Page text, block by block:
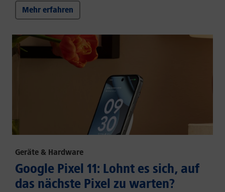
Mehr erfahren
Geräte & Hardware
Google Pixel 11: Lohnt es sich, auf
das nächste Pixel zu warten?